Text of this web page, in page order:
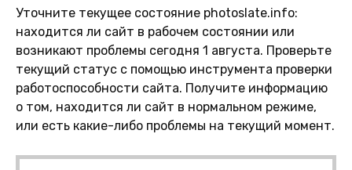
Уточните текущее состояние photoslate.info:
находится ли сайт в рабочем состоянии или
возникают проблемы сегодня 1 августа. Проверьте
текущий статус с помощью инструмента проверки
работоспособности сайта. Получите информацию
о том, находится ли сайт в нормальном режиме,
или есть какие-либо проблемы на текущий момент.